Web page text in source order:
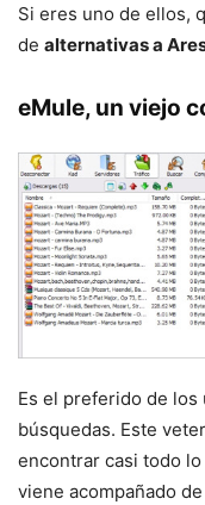
Si eres uno de ellos,
de alternativas a
eMule, un viejo
Es el preferido de los
búsquedas. Este
encontrar casi todo
viene acompañado